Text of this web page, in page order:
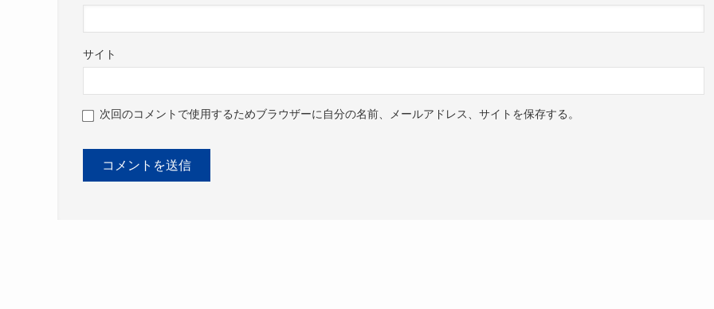
サイト
次回のコメントで使用するためブラウザーに自分の名前、メールアドレス、サイトを保存する。